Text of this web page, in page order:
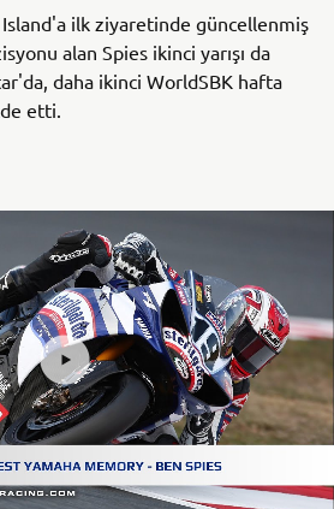
ilk ziyaretinde güncellenmiş
alan Spies ikinci yarışı da
daha ikinci WorldSBK hafta
etti.